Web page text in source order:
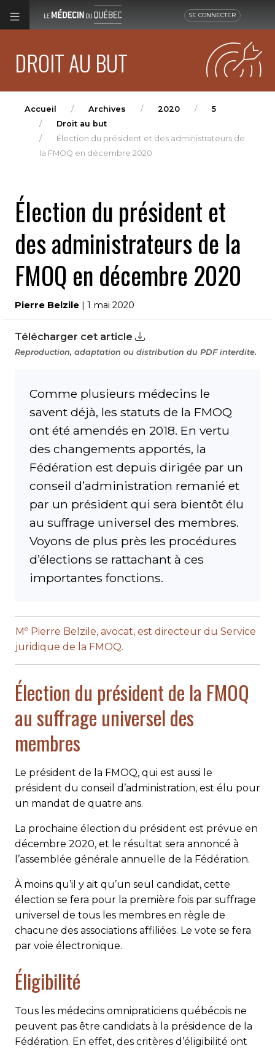
SE CONNECTER
DROIT AU BUT
Accueil Archives 2020
5
Droit au but
Élection du président et des administrateurs de
la FMOQ en décembre 2020
Élection du président et
des administrateurs de la
FMOQ en décembre 2020
Pierre Belzile | 1 mai 2020
Télécharger cet article
Reproduction, adaptation ou distribution du PDF interdite.
Comme plusieurs médecins le
savent déjà, les statuts de la FMOQ
ont été amendés en 2018. En vertu
des changements apportés, la
Fédération est depuis dirigée par un
conseil d’administration remanié et
par un président qui sera bientôt élu
au suffrage universel des membres.
Voyons de plus près les procédures
d’élections se rattachant à ces
importantes fonctions.
Me Pierre Belzile, avocat, est directeur du Service
juridique de la FMOQ.
Élection du président de la FMOQ
au suffrage universel des
membres
Le président de la FMOQ, qui est aussi le
président du conseil d’administration, est élu pour
un mandat de quatre ans.
La prochaine élection du président est prévue en
dé­cembre 2020, et le résultat sera annoncé à
l’assemblée générale annuelle de la Fédération.
À moins qu’il y ait qu’un seul candidat, cette
élection se fera pour la première fois par suffrage
universel de tous les membres en règle de
chacune des associations affiliées. Le vote se fera
par voie électronique.
Éligibilité
Tous les médecins omnipraticiens québécois ne
peuvent pas être candidats à la présidence de la
Fédération. En effet, des critères d’éligibilité ont